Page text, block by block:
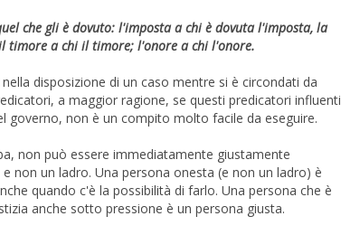
che gli è dovuto: l'imposta a chi è dovuta l'imposta, la
timore a chi il timore; l'onore a chi l'onore.
disposizione di un caso mentre si è circondati da
a maggior ragione, se questi predicatori influenti
governo, non è un compito molto facile da eseguire.
non può essere immediatamente giustamente
non un ladro. Una persona onesta (e non un ladro) è
quando c'è la possibilità di farlo. Una persona che è
anche sotto pressione è un persona giusta.